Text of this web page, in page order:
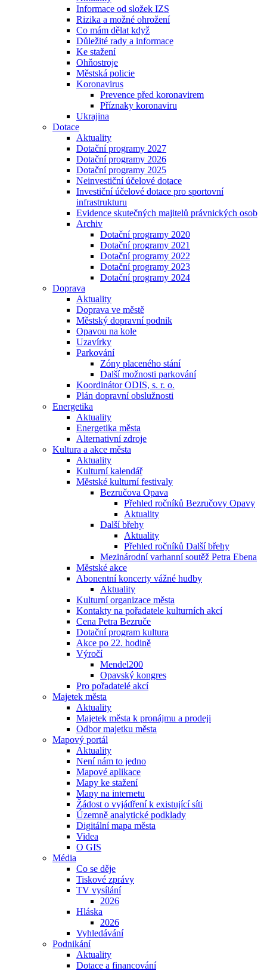
Informace od složek IZS
Rizika a možné ohrožení
Co mám dělat když
Důležité rady a informace
Ke stažení
Ohňostroje
Městská policie
Koronavirus
Prevence před koronavirem
Příznaky koronaviru
Ukrajina
Dotace
Aktuality
Dotační programy 2027
Dotační programy 2026
Dotační programy 2025
Neinvestiční účelové dotace
Investiční účelové dotace pro sportovní
infrastrukturu
Evidence skutečných majitelů právnických osob
Archiv
Dotační programy 2020
Dotační programy 2021
Dotační programy 2022
Dotační programy 2023
Dotační programy 2024
Doprava
Aktuality
Doprava ve městě
Městský dopravní podnik
Opavou na kole
Uzavírky
Parkování
Zóny placeného stání
Další možnosti parkování
Koordinátor ODIS, s. r. o.
Plán dopravní obslužnosti
Energetika
Aktuality
Energetika města
Alternativní zdroje
Kultura a akce města
Aktuality
Kulturní kalendář
Městské kulturní festivaly
Bezručova Opava
Přehled ročníků Bezručovy Opavy
Aktuality
Další břehy
Aktuality
Přehled ročníků Další břehy
Mezinárodní varhanní soutěž Petra Ebena
Městské akce
Abonentní koncerty vážné hudby
Aktuality
Kulturní organizace města
Kontakty na pořadatele kulturních akcí
Cena Petra Bezruče
Dotační program kultura
Akce po 22. hodině
Výročí
Mendel200
Opavský kongres
Pro pořadatelé akcí
Majetek města
Aktuality
Majetek města k pronájmu a prodeji
Odbor majetku města
Mapový portál
Aktuality
Není nám to jedno
Mapové aplikace
Mapy ke stažení
Mapy na internetu
Žádost o vyjádření k existující síti
Územně analytické podklady
Digitální mapa města
Videa
O GIS
Média
Co se děje
Tiskové zprávy
TV vysílání
2026
Hláska
2026
Vyhledávání
Podnikání
Aktuality
Dotace a financování